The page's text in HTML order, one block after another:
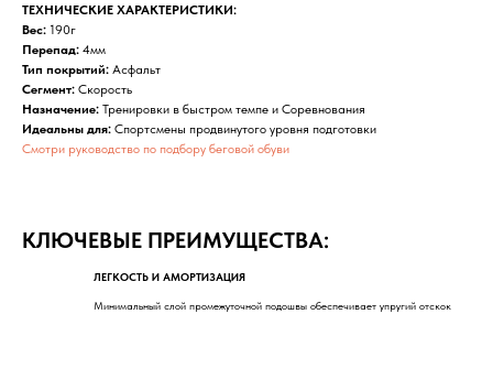
ТЕХНИЧЕСКИЕ ХАРАКТЕРИСТИКИ:
Вес: 190г
Перепад: 4мм
Тип покрытий: Асфальт
Сегмент: Скорость
Назначение: Тренировки в быстром темпе и Соревнования
Идеальны для: Спортсмены продвинутого уровня подготовки
Смотри руководство по подбору беговой обуви
КЛЮЧЕВЫЕ ПРЕИМУЩЕСТВА:
ЛЕГКОСТЬ И АМОРТИЗАЦИЯ
Минимальный слой промежуточной подошвы обеспечивает упругий отскок